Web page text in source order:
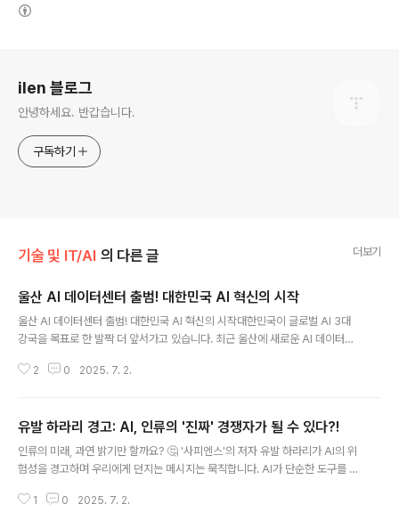
ilen 블로그
안녕하세요. 반갑습니다.
구독하기
기술 및 IT/AI 의 다른 글 더보기
울산 AI 데이터센터 출범! 대한민국 AI 혁신의 시작
울산 AI 데이터센터 출범! 대한민국 AI 혁신의 시작대한민국이 글로벌 AI 3대
강국을 목표로 한 발짝 더 앞서가고 있습니다. 최근 울산에 새로운 AI 데이터센
마련되고 있습니다. 이번 기회를 통해 어떻게 AI가 국가 성장의 주요 동력이 될
축하는 대형 프로젝트입니다. 이 데이터센터는 2025년 9월에 착공하여 202
7년 11월에 1차 가동을 시작, 2029년 2월에는 완전 가동을 목표로 하고 있습
니다. 이렇게 대규모의 AI 인프라를 구축함으로써 대한민국은 AI 산업 발전의..
2 0 2025. 7. 2.
유발 하라리 경고: AI, 인류의 '진짜' 경쟁자가 될 수 있다?!
인류의 미래, 과연 밝기만 할까요? 🤔 '사피엔스'의 저자 유발 하라리가 AI의 위
험성을 경고하며 우리에게 던지는 메시지는 묵직합니다. AI가 단순한 도구를 넘
왜 '진짜' 경쟁자일까? 🤖유발 하라리는 AI가 기존의 파괴적인 기술과는 근본적
1 0 2025. 7. 2.